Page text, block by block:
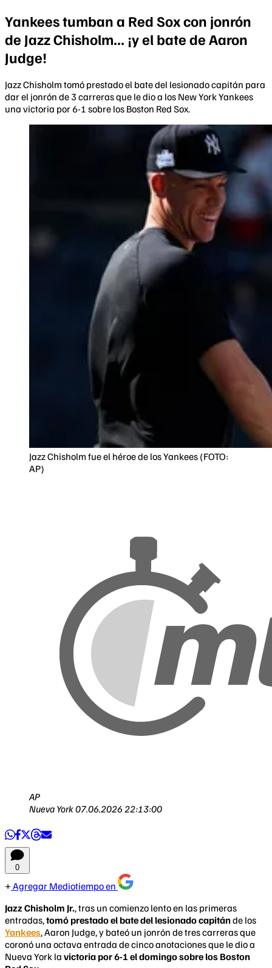
Yankees tumban a Red Sox con jonrón
de Jazz Chisholm... ¡y el bate de Aaron
Judge!
Jazz Chisholm tomó prestado el bate del lesionado capitán para
dar el jonrón de 3 carreras que le dio a los New York Yankees
una victoria por 6-1 sobre los Boston Red Sox.
Jazz Chisholm fue el héroe de los Yankees (FOTO:
AP)
AP
Nueva York07.06.2026 22:13:00
0
Agregar Mediotiempo en
Jazz Chisholm Jr., tras un comienzo lento en las primeras
entradas,tomó prestado el bate del lesionado capitánde los
Yankees, Aaron Judge, y bateó un jonrón de tres carreras que
coronó una octava entrada de cinco anotaciones que le dio a
Nueva York la victoria por 6-1 el domingo sobre los Boston